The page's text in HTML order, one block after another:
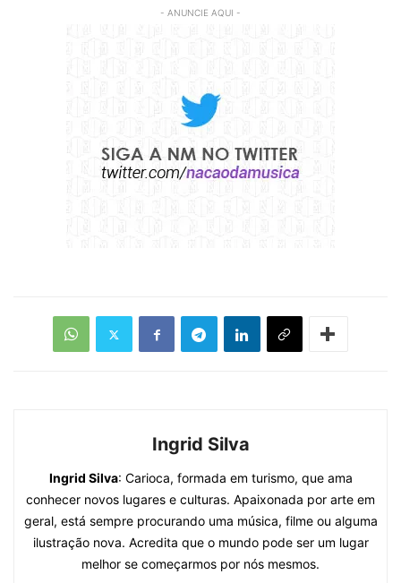
- ANUNCIE AQUI -
Ingrid Silva
Ingrid Silva: Carioca, formada em turismo, que ama
conhecer novos lugares e culturas. Apaixonada por arte em
geral, está sempre procurando uma música, filme ou alguma
ilustração nova. Acredita que o mundo pode ser um lugar
melhor se começarmos por nós mesmos.